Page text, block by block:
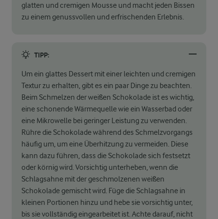
glatten und cremigen Mousse und macht jeden Bissen
zu einem genussvollen und erfrischenden Erlebnis.
TIPP:
Um ein glattes Dessert mit einer leichten und cremigen
Textur zu erhalten, gibt es ein paar Dinge zu beachten.
Beim Schmelzen der weißen Schokolade ist es wichtig,
eine schonende Wärmequelle wie ein Wasserbad oder
eine Mikrowelle bei geringer Leistung zu verwenden.
Rühre die Schokolade während des Schmelzvorgangs
häufig um, um eine Überhitzung zu vermeiden. Diese
kann dazu führen, dass die Schokolade sich festsetzt
oder körnig wird. Vorsichtig unterheben, wenn die
Schlagsahne mit der geschmolzenen weißen
Schokolade gemischt wird. Füge die Schlagsahne in
kleinen Portionen hinzu und hebe sie vorsichtig unter,
bis sie vollständig eingearbeitet ist. Achte darauf, nicht